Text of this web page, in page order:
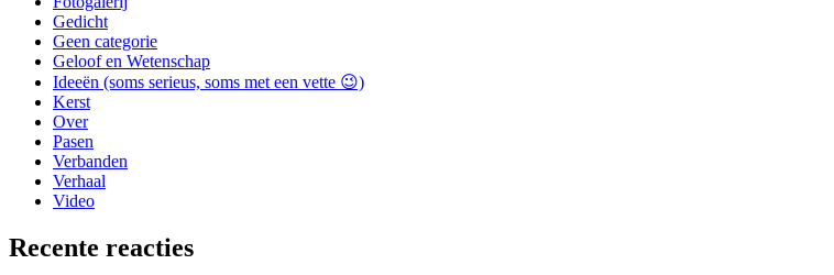
Gedicht
Geen categorie
Geloof en Wetenschap
Ideeën (soms serieus, soms met een vette 😉)
Kerst
Over
Pasen
Verbanden
Verhaal
Video
Recente reacties